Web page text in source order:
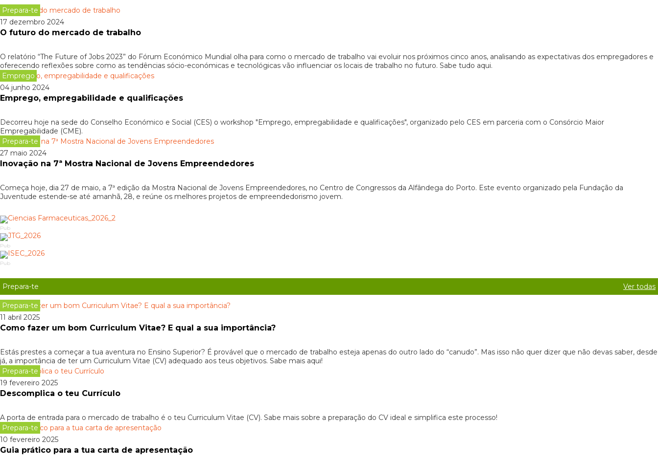
Prepara-te
17 dezembro 2024
O futuro do mercado de trabalho
O relatório “The Future of Jobs 2023” do Fórum Económico Mundial olha para como o mercado de trabalho vai evoluir nos próximos cinco anos, analisando as expectativas dos empregadores e
oferecendo reflexões sobre como as tendências sócio-económicas e tecnológicas vão influenciar os locais de trabalho no futuro. Sabe tudo aqui.
Emprego
04 junho 2024
Emprego, empregabilidade e qualificações
Decorreu hoje na sede do Conselho Económico e Social (CES) o workshop "Emprego, empregabilidade e qualificações", organizado pelo CES em parceria com o Consórcio Maior
Empregabilidade (CME).
Prepara-te
27 maio 2024
Inovação na 7ª Mostra Nacional de Jovens Empreendedores
Começa hoje, dia 27 de maio, a 7ª edição da Mostra Nacional de Jovens Empreendedores, no Centro de Congressos da Alfândega do Porto. Este evento organizado pela Fundação da
Juventude estende-se até amanhã, 28, e reúne os melhores projetos de empreendedorismo jovem.
Pub
Pub
Pub
Prepara-te Ver todas
Prepara-te
11 abril 2025
Como fazer um bom Curriculum Vitae? E qual a sua importância?
Estás prestes a começar a tua aventura no Ensino Superior? É provável que o mercado de trabalho esteja apenas do outro lado do “canudo”. Mas isso não quer dizer que não devas saber, desde
já, a importância de ter um Curriculum Vitae (CV) adequado aos teus objetivos. Sabe mais aqui!
Prepara-te
19 fevereiro 2025
Descomplica o teu Currículo
A porta de entrada para o mercado de trabalho é o teu Curriculum Vitae (CV). Sabe mais sobre a preparação do CV ideal e simplifica este processo!
Prepara-te
10 fevereiro 2025
Guia prático para a tua carta de apresentação